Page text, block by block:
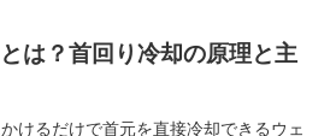
は？首回り冷却の原理と主
けるだけで首元を直接冷却できるウェ